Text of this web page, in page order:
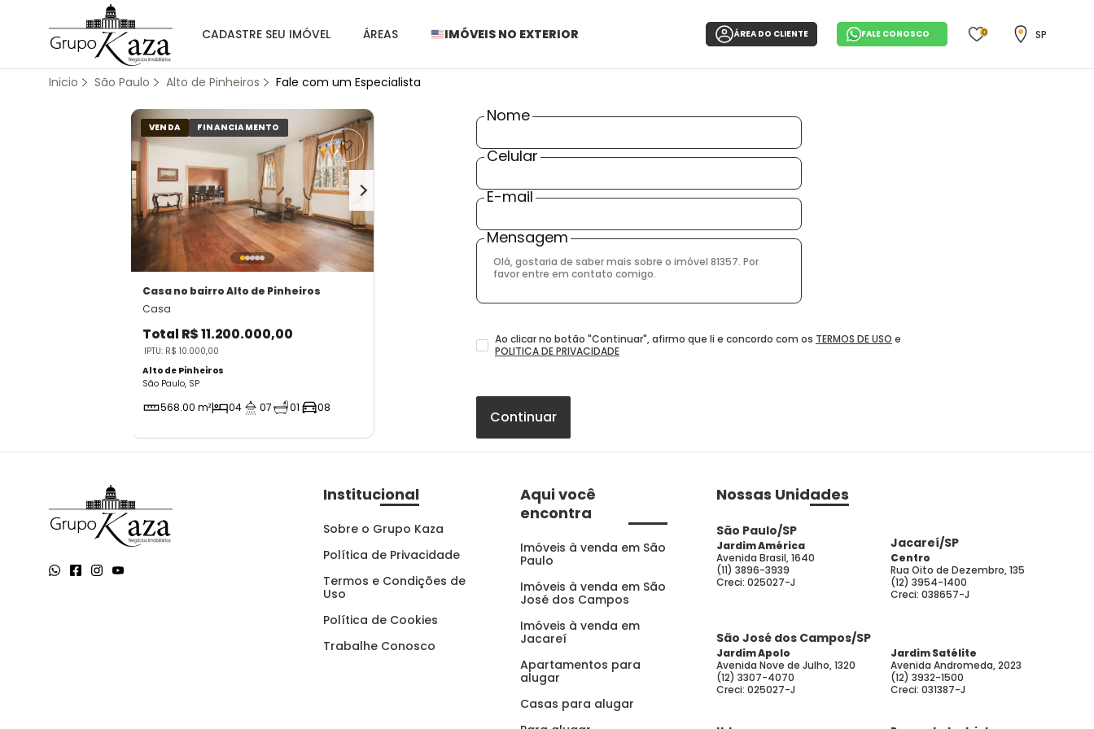
CADASTRE SEU IMÓVEL ÁREAS IMÓVEIS NO EXTERIOR ÁREA DO CLIENTE FALE CONOSCO 0 SP
Inicio São Paulo Alto de Pinheiros Fale com um Especialista
VENDA FINANCIAMENTO
Casano bairro Alto de Pinheiros
Casa
Total R$ 11.200.000,00
IPTU: R$ 10.000,00
Alto de Pinheiros
São Paulo, SP
568.00 m² 04 07 01 08
Nome
Celular
E-mail
Mensagem
Ao clicar no botão "Continuar", afirmo que li e concordo com os TERMOS DE USO e
POLITICA DE PRIVACIDADE
Continuar
Institucional
Sobre o Grupo Kaza
Política de Privacidade
Termos e Condições de
Uso
Política de Cookies
Trabalhe Conosco
Aqui você
encontra
Imóveis à venda em São
Paulo
Imóveis à venda em São
José dos Campos
Imóveis à venda em
Jacareí
Apartamentos para
alugar
Casas para alugar
Nossas Unidades
São Paulo/SP
Jardim América
Avenida Brasil, 1640
(11) 3896-3939
Creci: 025027-J
Jacareí/SP
Centro
Rua Oito de Dezembro, 135
(12) 3954-1400
Creci: 038657-J
São José dos Campos/SP
Jardim Apolo
Avenida Nove de Julho, 1320
(12) 3307-4070
Creci: 025027-J
Jardim Satélite
Avenida Andromeda, 2023
(12) 3932-1500
Creci: 031387-J